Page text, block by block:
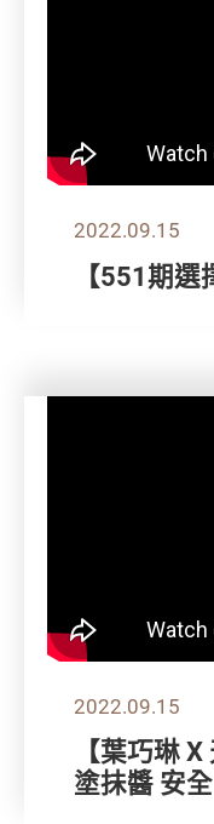
2022.09.15
【551期選
2022.09.15
【葉巧琳
塗抺醬 安